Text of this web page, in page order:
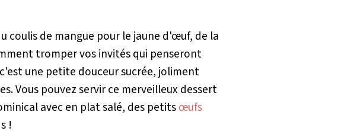
coulis de mangue pour le jaune d'œuf, de la
tromper vos invités qui penseront
une petite douceur sucrée, joliment
Vous pouvez servir ce merveilleux dessert
avec en plat salé, des petitsœufs
!